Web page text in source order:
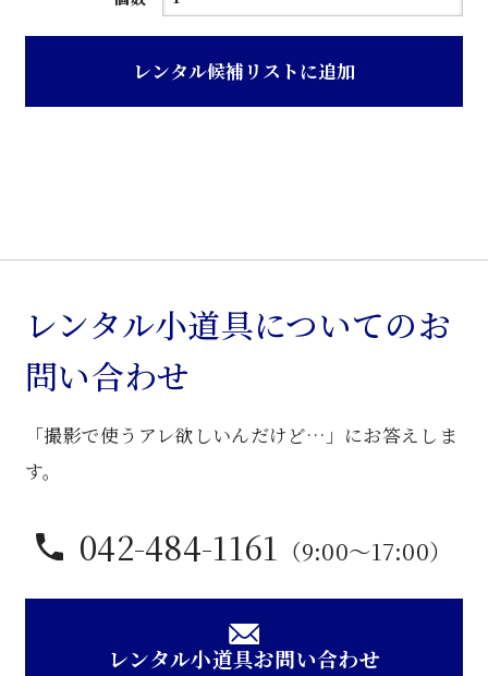
ザ
ム
椅
子
レンタル候補リストに追加
レンタル小道具についてのお
問い合わせ
「撮影で使うアレ欲しいんだけど…」にお答えしま
す。
042-484-1161 （9:00〜17:00）
レンタル小道具お問い合わせ